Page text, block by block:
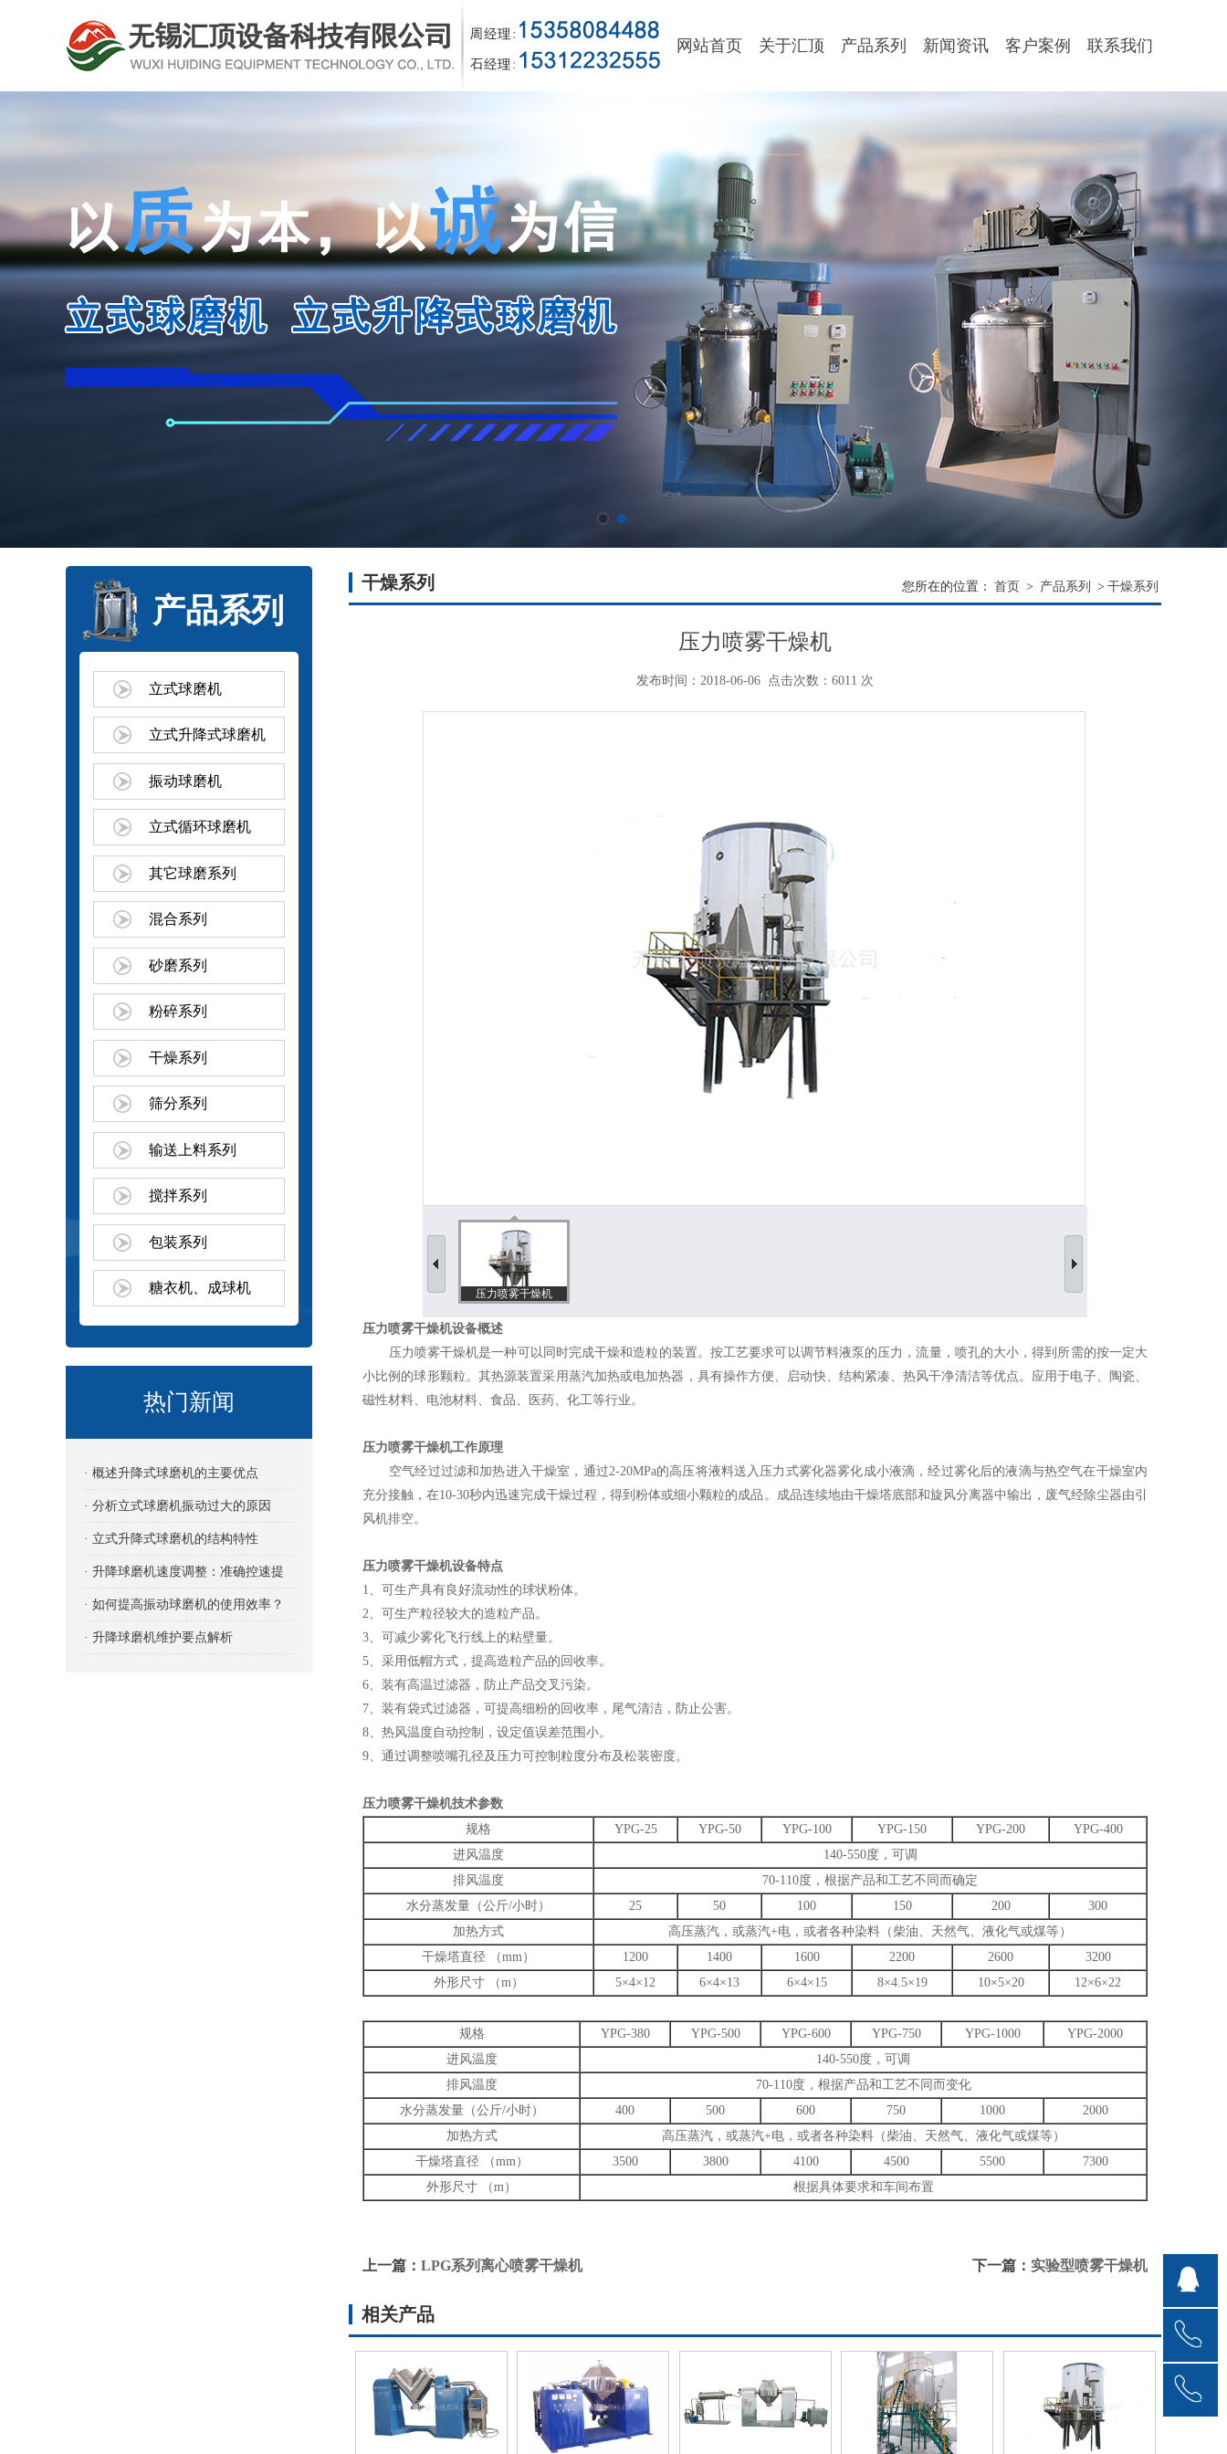
网站首页 关于汇顶 产品系列 新闻资讯 客户案例 联系我们
产品系列
立式球磨机
立式升降式球磨机
振动球磨机
立式循环球磨机
其它球磨系列
混合系列
砂磨系列
粉碎系列
干燥系列
筛分系列
输送上料系列
搅拌系列
包装系列
糖衣机、成球机
热门新闻
· 概述升降式球磨机的主要优点
· 分析立式球磨机振动过大的原因
· 立式升降式球磨机的结构特性
· 升降球磨机速度调整：准确控速提
效的关键
· 如何提高振动球磨机的使用效率？
· 升降球磨机维护要点解析
干燥系列 您所在的位置： 首页 > 产品系列 > 干燥系列
压力喷雾干燥机
发布时间：2018-06-06 点击次数：6011 次
压力喷雾干燥机
压力喷雾干燥机设备概述
压力喷雾干燥机是一种可以同时完成干燥和造粒的装置。按工艺要求可以调节料液泵的压力，流量，喷孔的大小，得到所需的按一定大
小比例的球形颗粒。其热源装置采用蒸汽加热或电加热器，具有操作方便、启动快、结构紧凑、热风干净清洁等优点。应用于电子、陶瓷、
磁性材料、电池材料、食品、医药、化工等行业。
压力喷雾干燥机工作原理
空气经过过滤和加热进入干燥室，通过2-20MPa的高压将液料送入压力式雾化器雾化成小液滴，经过雾化后的液滴与热空气在干燥室内
充分接触，在10-30秒内迅速完成干燥过程，得到粉体或细小颗粒的成品。成品连续地由干燥塔底部和旋风分离器中输出，废气经除尘器由引
风机排空。
压力喷雾干燥机设备特点
1、可生产具有良好流动性的球状粉体。
2、可生产粒径较大的造粒产品。
3、可减少雾化飞行线上的粘壁量。
5、采用低帽方式，提高造粒产品的回收率。
6、装有高温过滤器，防止产品交叉污染。
7、装有袋式过滤器，可提高细粉的回收率，尾气清洁，防止公害。
8、热风温度自动控制，设定值误差范围小。
9、通过调整喷嘴孔径及压力可控制粒度分布及松装密度。
压力喷雾干燥机技术参数
规格
YPG-25 YPG-50 YPG-100 YPG-150 YPG-200
YPG-400
进风温度
140-550度，可调
排风温度
70-110度，根据产品和工艺不同而确定
水分蒸发量（公斤/小时）
25 50 100 150 200
300
加热方式
高压蒸汽，或蒸汽+电，或者各种染料（柴油、天然气、液化气或煤等）
干燥塔直径 （mm）
1200 1400 1600 2200 2600
3200
外形尺寸 （m）
5×4×12 6×4×13 6×4×15 8×4.5×19 10×5×20 12×6×22
规格 YPG-380 YPG-500 YPG-600 YPG-750 YPG-1000
YPG-2000
进风温度
140-550度，可调
排风温度
70-110度，根据产品和工艺不同而变化
水分蒸发量（公斤/小时）
400 500 600 750 1000
2000
加热方式
高压蒸汽，或蒸汽+电，或者各种染料（柴油、天然气、液化气或煤等）
干燥塔直径 （mm）
3500 3800 4100 4500 5500
7300
外形尺寸 （m）
根据具体要求和车间布置
上一篇： LPG系列离心喷雾干燥机 下一篇： 实验型喷雾干燥机
相关产品